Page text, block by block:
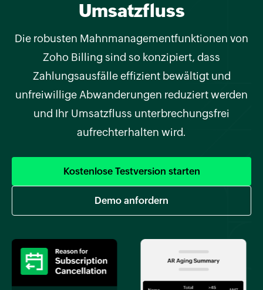
Umsatzfluss
Die robusten Mahnmanagementfunktionen von
Zoho Billing sind so konzipiert, dass
Zahlungsausfälle effizient bewältigt und
unfreiwillige Abwanderungen reduziert werden
und Ihr Umsatzfluss unterbrechungsfrei
aufrechterhalten wird.
Kostenlose Testversion starten
Demo anfordern